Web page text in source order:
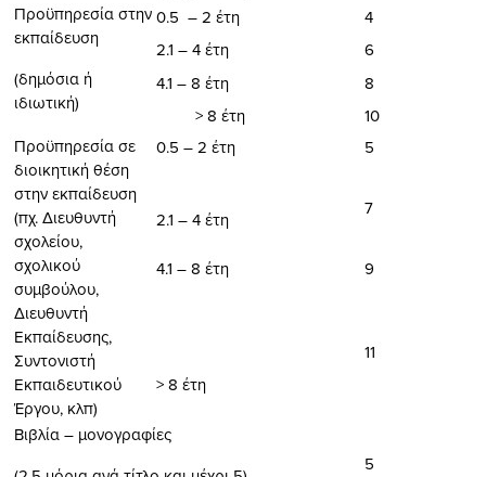
Προϋπηρεσία στην
εκπαίδευση
(δημόσια ή
ιδιωτική)
0.5 – 2 έτη
4
2.1 – 4 έτη
6
4.1 – 8 έτη
8
> 8 έτη
10
Προϋπηρεσία σε
διοικητική θέση
στην εκπαίδευση
(πχ. Διευθυντή
σχολείου,
σχολικού
συμβούλου,
Διευθυντή
Εκπαίδευσης,
Συντονιστή
Εκπαιδευτικού
Έργου, κλπ)
0.5 – 2 έτη 5
2.1 – 4 έτη
7
4.1 – 8 έτη 9
> 8 έτη
11
Βιβλία – μονογραφίες
5